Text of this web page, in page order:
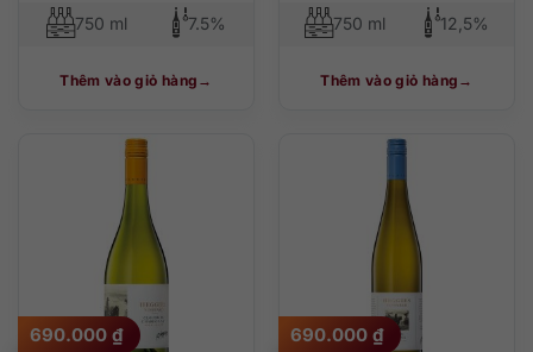
750 ml 7.5%
Thêm vào giỏ hàng
750 ml 12,5%
Thêm vào giỏ hàng
690.000 ₫ 690.000 ₫